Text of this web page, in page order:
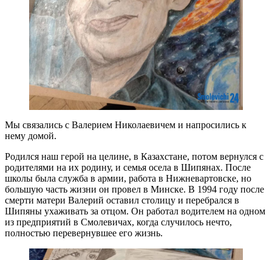
Мы связались с Валерием Николаевичем и напросились к
нему домой.
Родился наш герой на целине, в Казахстане, потом вернулся с
родителями на их родину, и семья осела в Шипянах. После
школы была служба в армии, работа в Нижневартовске, но
большую часть жизни он провел в Минске. В 1994 году после
смерти матери Валерий оставил столицу и перебрался в
Шипяны ухаживать за отцом. Он работал водителем на одном
из предприятий в Смолевичах, когда случилось нечто,
полностью перевернувшее его жизнь.